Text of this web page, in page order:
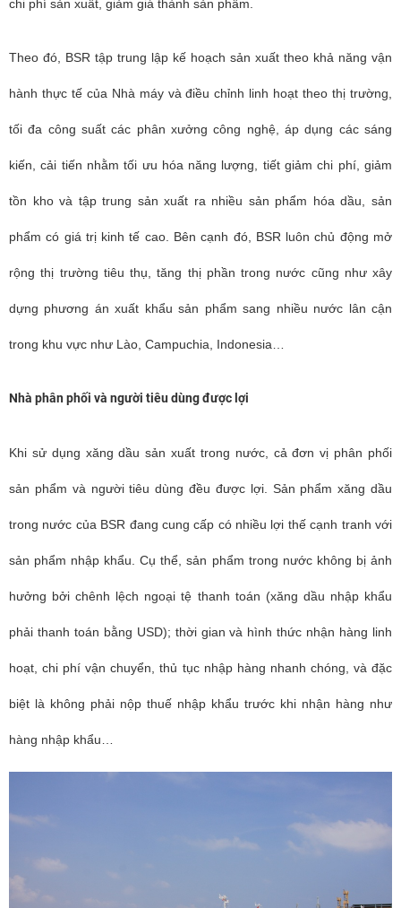
chi phí sản xuất, giảm giá thành sản phẩm.
Theo đó, BSR tập trung lập kế hoạch sản xuất theo khả năng vận
hành thực tế của Nhà máy và điều chỉnh linh hoạt theo thị trường,
tối đa công suất các phân xưởng công nghệ, áp dụng các sáng
kiến, cải tiến nhằm tối ưu hóa năng lượng, tiết giảm chi phí, giảm
tồn kho và tập trung sản xuất ra nhiều sản phẩm hóa dầu, sản
phẩm có giá trị kinh tế cao. Bên cạnh đó, BSR luôn chủ động mở
rộng thị trường tiêu thụ, tăng thị phần trong nước cũng như xây
dựng phương án xuất khẩu sản phẩm sang nhiều nước lân cận
trong khu vực như Lào, Campuchia, Indonesia…
Nhà phân phối và người tiêu dùng được lợi
Khi sử dụng xăng dầu sản xuất trong nước, cả đơn vị phân phối
sản phẩm và người tiêu dùng đều được lợi. Sản phẩm xăng dầu
trong nước của BSR đang cung cấp có nhiều lợi thế cạnh tranh với
sản phẩm nhập khẩu. Cụ thể, sản phẩm trong nước không bị ảnh
hưởng bởi chênh lệch ngoại tệ thanh toán (xăng dầu nhập khẩu
phải thanh toán bằng USD); thời gian và hình thức nhận hàng linh
hoạt, chi phí vận chuyển, thủ tục nhập hàng nhanh chóng, và đặc
biệt là không phải nộp thuế nhập khẩu trước khi nhận hàng như
hàng nhập khẩu…